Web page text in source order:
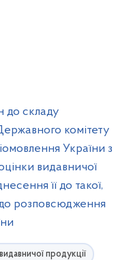
до складу
комітету
України з
видавничої
її до такої,
розповсюдження
продукції